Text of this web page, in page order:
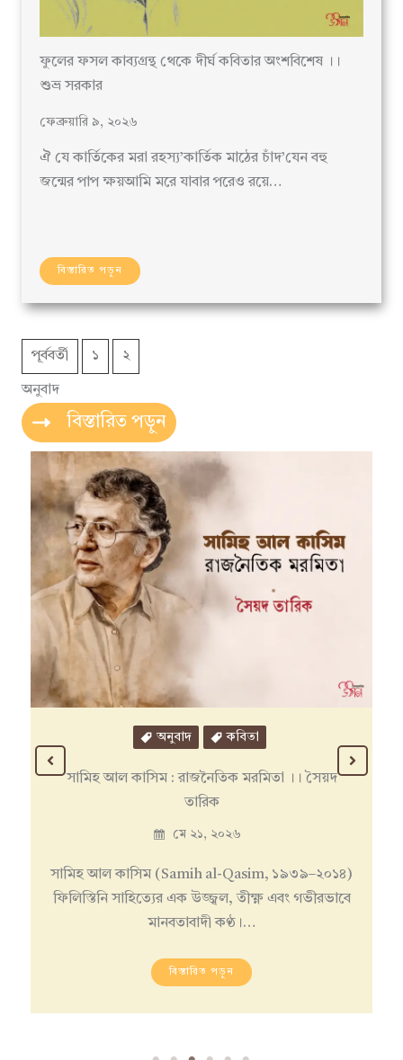
ফুলের ফসল কাব্যগ্রন্থ থেকে দীর্ঘ কবিতার অংশবিশেষ ।।
শুভ্র সরকার
ফেব্রুয়ারি ৯, ২০২৬
ঐ যে কার্তিকের মরা রহস্য’কার্তিক মাঠের চাঁদ’যেন বহু
জন্মের পাপ ক্ষয়আমি মরে যাবার পরেও রয়ে…
বিস্তারিত পড়ুন
পূর্ববর্তী ১ ২
অনুবাদ
বিস্তারিত পড়ুন
অনুবাদ গল্প
মাস্টার কর্নিইয়ের রহস্য । আলফঁস দোদে ।। ফরাসি
থেকে ভাষান্তর: আহমেদ সজীব
মে ১১, ২০২৬
ফ্রঁসে মামাই নামে একজন বৃদ্ধ বংশীবাদক মাঝে মাঝে
আমার এখানে মিষ্টি ওয়াইন পান করতে করতে…